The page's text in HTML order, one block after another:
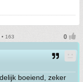
163
boeiend, zeker